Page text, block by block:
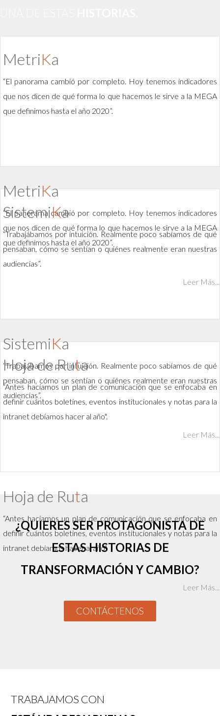
MetriKa
“El panorama cambió por completo. Hoy tenemos indicadores
que nos dicen de qué forma lo que hacemos le sirve a la MEGA
que definimos hasta el año 2020”.
MetriKa
“El panorama cambió por completo. Hoy tenemos indicadores
que nos dicen de qué forma lo que hacemos le sirve a la MEGA
que definimos hasta el año 2020”.
Leer Más...
SistemiKa
“Trabajábamos por intuición. Realmente poco sabíamos de qué
pensaban, cómo se sentían o quiénes realmente eran nuestras
audiencias”.
SistemiKa
“Trabajábamos por intuición. Realmente poco sabíamos de qué
pensaban, cómo se sentían o quiénes realmente eran nuestras
audiencias”.
Leer Más...
Hoja de Ruta
“Antes hacíamos un plan de comunicación que se enfocaba en
definir cuántos boletines, eventos institucionales y notas para la
intranet debíamos hacer al año".
Hoja de Ruta
“Antes hacíamos un plan de comunicación que se enfocaba en
definir cuántos boletines, eventos institucionales y notas para la
intranet debíamos hacer al año".
Leer Más...
¿QUIERES SER PROTAGONISTA DE
ESTAS HISTORIAS DE
TRANSFORMACIÓN Y CAMBIO?
CONTÁCTENOS
TRABAJAMOS CON